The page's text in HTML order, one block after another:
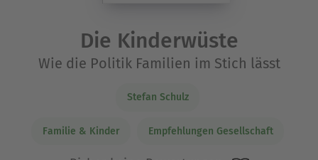
Die Kinderwüste
Wie die Politik Familien im Stich lässt
Stefan Schulz
Familie & Kinder Empfehlungen Gesellschaft